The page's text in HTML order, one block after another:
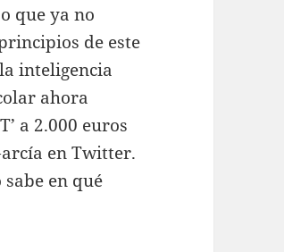
que ya no
de este
inteligencia
ahora
a 2.000 euros
en Twitter.
en qué